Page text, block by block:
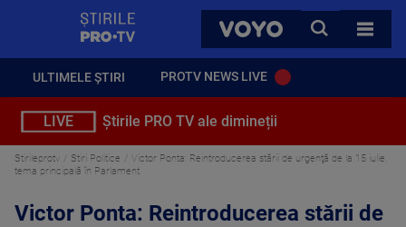
VOYO
CAUTA
TOATE
ULTIMELE ȘTIRI PROTV NEWS LIVE
LIVE Știrile PRO TV ale dimineții
Stirileprotv Stiri Politice
Victor Ponta: Reintroducerea stării de urgenţă de la 15 iulie,
tema principală în Parlament
Victor Ponta: Reintroducerea stării de